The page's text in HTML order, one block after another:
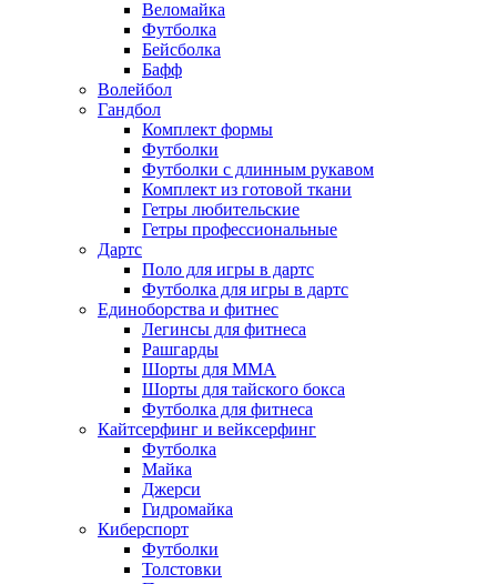
Веломайка
Футболка
Бейсболка
Бафф
Волейбол
Гандбол
Комплект формы
Футболки
Футболки с длинным рукавом
Комплект из готовой ткани
Гетры любительские
Гетры профессиональные
Дартс
Поло для игры в дартс
Футболка для игры в дартс
Единоборства и фитнес
Легинсы для фитнеса
Рашгарды
Шорты для MMA
Шорты для тайского бокса
Футболка для фитнеса
Кайтсерфинг и вейксерфинг
Футболка
Майка
Джерси
Гидромайка
Киберспорт
Футболки
Толстовки